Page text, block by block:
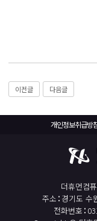
이전글 다음글
개인정보취급방
더휴먼컴
주소 경기도 수
전화번호
전기기능사(필기+실기) 자격증
재직자/일반
포토샵 자격증 취득과정
전산회계 1급 / FAT 1급 자격
전산세무 2급 / TAT 2급 자격